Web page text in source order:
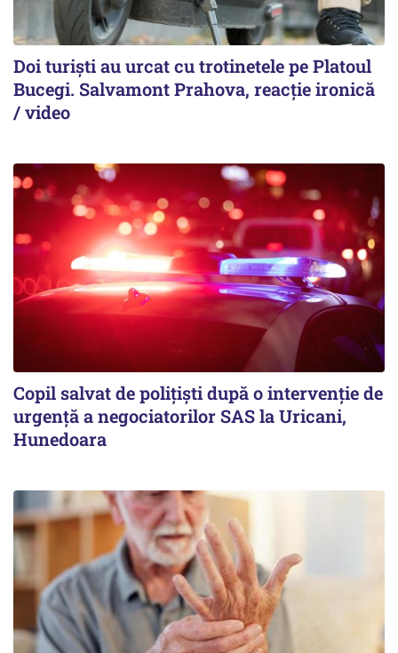
Doi turiști au urcat cu trotinetele pe Platoul
Bucegi. Salvamont Prahova, reacție ironică
/ video
Copil salvat de polițiști după o intervenție de
urgență a negociatorilor SAS la Uricani,
Hunedoara